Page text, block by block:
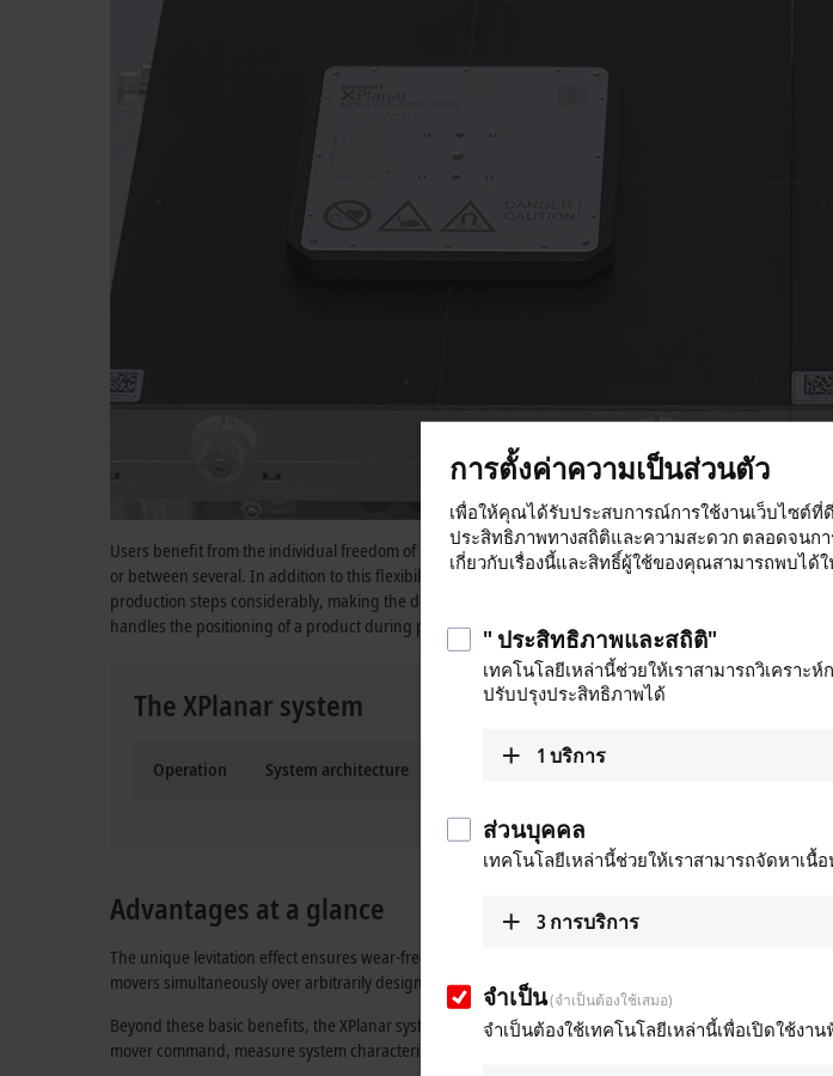
Users benefit from the individual freedom of movement afforded by driverless transport systems, with
or between several. In addition to this flexibility, XPlanar offers all the dynamics of a linear motor to
production steps considerably, making the degrees of freedom and positioning accuracies familiar
handles the positioning of a product during processing. The levitation effect replaces any and all
The XPlanar system
Operation System architecture Tile Plant layout
Advantages at a glance
The unique levitation effect ensures wear-free and noiseless product movement in up to six degrees of
movers simultaneously over arbitrarily designed tracks. If the load capacity of a single mover is not
Beyond these basic benefits, the XPlanar system is constantly being improved by a team of more than30
mover command, measure system characteristics, and support customers with specific applications.
การตั้งค่าความเป็นส่วนตัว
เพื่อให้คุณได้รับประสบการณ์การใช้งานเว็บไซต์
ประสิทธิภาพทางสถิติและความสะดวก ตลอดจนก
เกี่ยวกับเรื่องนี้และสิทธิ์ผู้ใช้ของคุณสามารถพบได้
" ประสิทธิภาพและสถิติ"
เทคโนโลยีเหล่านี้ช่วยให้เราสามารถวิเคราะ
ปรับปรุงประสิทธิภาพได้
1 บริการ
ส่วนบุคคล
เทคโนโลยีเหล่านี้ช่วยให้เราสามารถจัดหาเนื้
3 การบริการ
จำเป็น(จำเป็นต้องใช้เสมอ)
จำเป็นต้องใช้เทคโนโลยีเหล่านี้เพื่อเปิดใช้งา